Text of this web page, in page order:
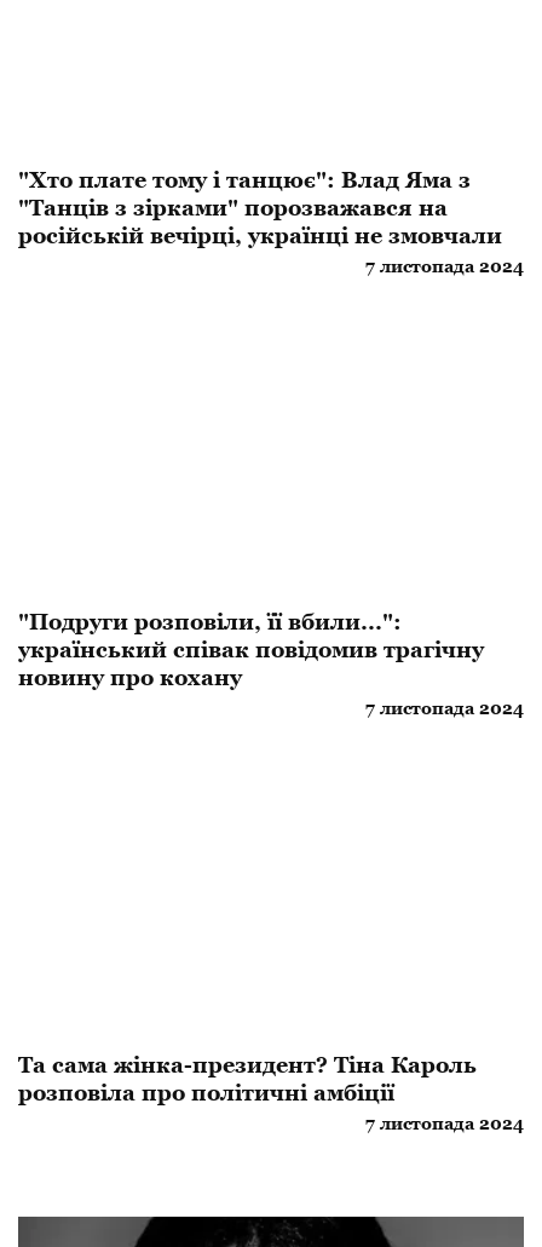
"Хто плате тому і танцює": Влад Яма з
"Танців з зірками" порозважався на
російській вечірці, українці не змовчали
7 листопада 2024
"Подруги розповіли, її вбили...":
український співак повідомив трагічну
новину про кохану
7 листопада 2024
Та сама жінка-президент? Тіна Кароль
розповіла про політичні амбіції
7 листопада 2024